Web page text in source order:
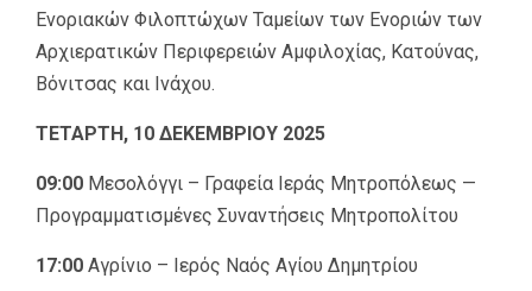
Ενοριακών Φιλοπτώχων Ταμείων των Ενοριών των
Αρχιερατικών Περιφερειών Αμφιλοχίας, Κατούνας,
Βόνιτσας και Ινάχου.
ΤΕΤΑΡΤΗ, 10 ΔΕΚΕΜΒΡΙΟΥ 2025
09:00 Μεσολόγγι – Γραφεία Ιεράς Μητροπόλεως —
Προγραμματισμένες Συναντήσεις Μητροπολίτου
17:00 Αγρίνιο – Ιερός Ναός Αγίου Δημητρίου